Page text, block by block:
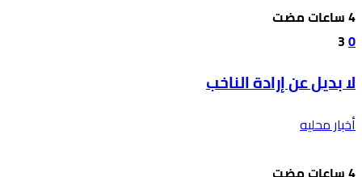
0
3
لا بديل عن إرادة الناخب
أخبار محليه